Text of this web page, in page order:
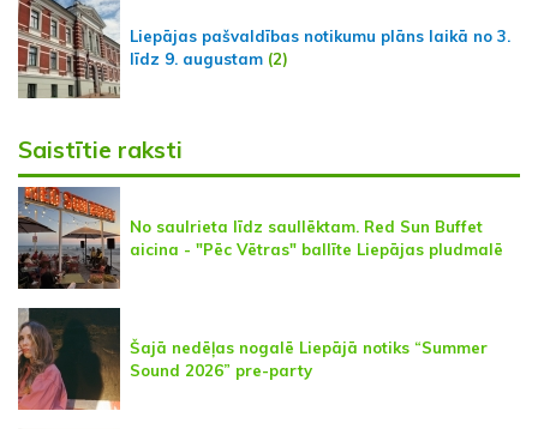
Liepājas pašvaldības notikumu plāns laikā no 3.
līdz 9. augustam (2)
Saistītie raksti
No saulrieta līdz saullēktam. Red Sun Buffet
aicina - "Pēc Vētras" ballīte Liepājas pludmalē
Šajā nedēļas nogalē Liepājā notiks “Summer
Sound 2026” pre-party